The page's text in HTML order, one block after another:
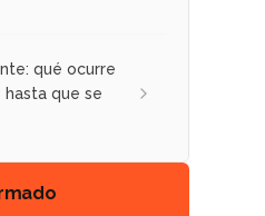
qué ocurre
que se